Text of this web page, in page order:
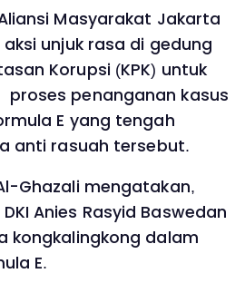
Masyarakat Jakarta
unjuk rasa di gedung
Korupsi (KPK) untuk
penanganan kasus
E yang tengah
anti rasuah tersebut.
Ghazali mengatakan,
Anies Rasyid Baswedan
kongkalingkong dalam
E.